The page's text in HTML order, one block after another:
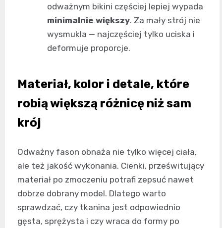
odważnym bikini częściej lepiej wypada
minimalnie większy. Za mały strój nie
wysmukla — najczęściej tylko uciska i
deformuje proporcje.
Materiał, kolor i detale, które
robią większą różnicę niż sam
krój
Odważny fason obnaża nie tylko więcej ciała,
ale też jakość wykonania. Cienki, prześwitujący
materiał po zmoczeniu potrafi zepsuć nawet
dobrze dobrany model. Dlatego warto
sprawdzać, czy tkanina jest odpowiednio
gęsta, sprężysta i czy wraca do formy po